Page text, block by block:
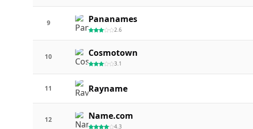
9 Pananames
2.6
10 Cosmotown
3.1
11 Rayname
12 Name.com
4.3